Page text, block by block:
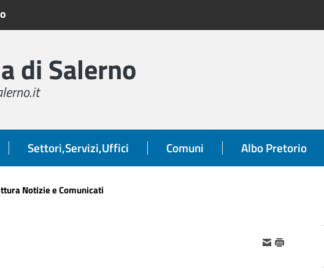
di Salerno
Settori,Servizi,Uffici Comuni Albo Pretorio
Notizie e Comunicati